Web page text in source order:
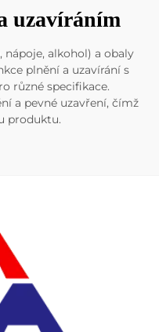
uzavíráním
alkohol) a obaly
plnění a uzavírání s
různé specifikace.
a pevné uzavření, čímž
produktu.